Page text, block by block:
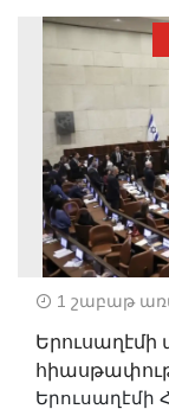
1 շաբաթ
Երուսաղէմի